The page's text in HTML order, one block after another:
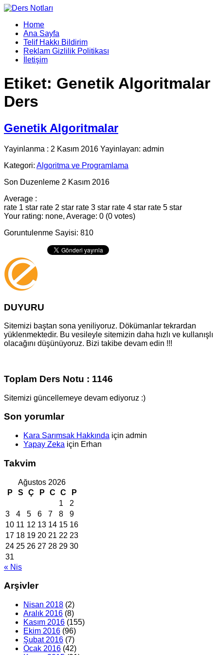
Home
Ana Sayfa
Telif Hakkı Bildirim
Reklam Gizlilik Politikası
İletişim
Etiket: Genetik Algoritmalar
Ders
Genetik Algoritmalar
Yayinlanma : 2 Kasım 2016 Yayinlayan: admin
Kategori: Algoritma ve Programlama
Son Duzenleme 2 Kasım 2016
Average :
rate 1 star rate 2 star rate 3 star rate 4 star rate 5 star
Your rating: none, Average: 0 (0 votes)
Goruntulenme Sayisi: 810
DUYURU
Sitemizi baştan sona yeniliyoruz. Dökümanlar tekrardan
yüklenmektedir. Bu vesileyle sitemizin daha hızlı ve kullanışlı
olacağını düşünüyoruz. Bizi takibe devam edin !!!
Toplam Ders Notu : 1146
Sitemizi güncellemeye devam ediyoruz :)
Son yorumlar
Kara Sarımsak Hakkında için admin
Yapay Zeka için Erhan
Takvim
Ağustos 2026
P
S Ç P C C
P
1
2
3
4 5 6 7 8
9
10 11 12 13 14 15 16
17 18 19 20 21 22 23
24 25 26 27 28 29 30
31
« Nis
Arşivler
Nisan 2018 (2)
Aralık 2016 (8)
Kasım 2016 (155)
Ekim 2016 (96)
Şubat 2016 (7)
Ocak 2016 (42)